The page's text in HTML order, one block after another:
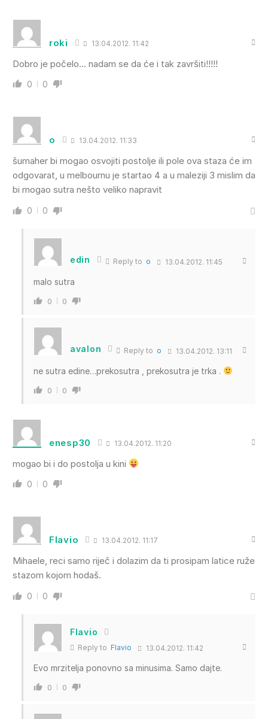
roki 13.04.2012. 11:42
Dobro je počelo… nadam se da će i tak završiti!!!!!
0 0
o 13.04.2012. 11:33
šumaher bi mogao osvojiti postolje ili pole ova staza će im
odgovarat, u melbournu je startao 4 a u maleziji 3 mislim da
bi mogao sutra nešto veliko napravit
0 0
edin Reply to o 13.04.2012. 11:45
malo sutra
0 0
avalon Reply to o 13.04.2012. 13:11
ne sutra edine…prekosutra , prekosutra je trka .
0 0
enesp30 13.04.2012. 11:20
mogao bi i do postolja u kini
0 0
Flavio 13.04.2012. 11:17
Mihaele, reci samo riječ i dolazim da ti prosipam latice ruže
stazom kojom hodaš.
0 0
Flavio
Reply to Flavio 13.04.2012. 11:42
Evo mrzitelja ponovno sa minusima. Samo dajte.
0 0